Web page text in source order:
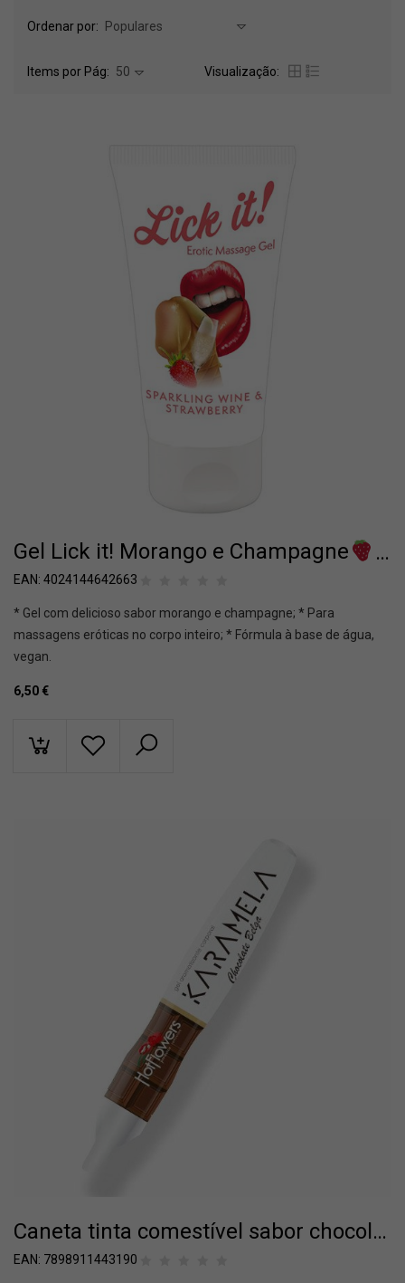
Ordenar por: Populares
Items por Pág: 50 Visualização:
Gel Lick it! Morango e Champagne
EAN: 4024144642663
* Gel com delicioso sabor morango e champagne; * Para
massagens eróticas no corpo inteiro; * Fórmula à base de água,
vegan.
6,50 €
Caneta tinta comestível sabor chocolate belga HOT FLOWERS
EAN: 7898911443190